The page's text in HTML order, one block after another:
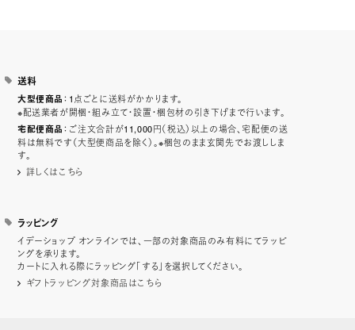
送料
大型便商品 ：1点ごとに送料がかかります。
※配送業者が開梱・組み立て・設置・梱包材の引き下げまで行います。
宅配便商品 ：ご注文合計が11,000円（税込）以上の場合、宅配便の送
料は無料です（大型便商品を除く）。※梱包のまま玄関先でお渡ししま
す。
詳しくはこちら
ラッピング
イデーショップ オンラインでは、一部の対象商品のみ有料にてラッピ
ングを承ります。
カートに入れる際にラッピング「する」を選択してください。
ギフトラッピング対象商品はこちら